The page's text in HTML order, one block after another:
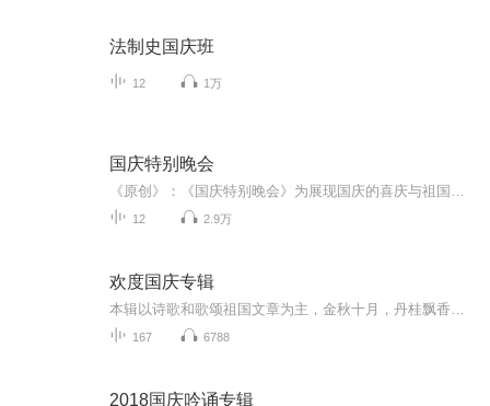
法制史国庆班
12 1万
国庆特别晚会
12 2.9万
欢度国庆专辑
167 6788
2018国庆吟诵专辑